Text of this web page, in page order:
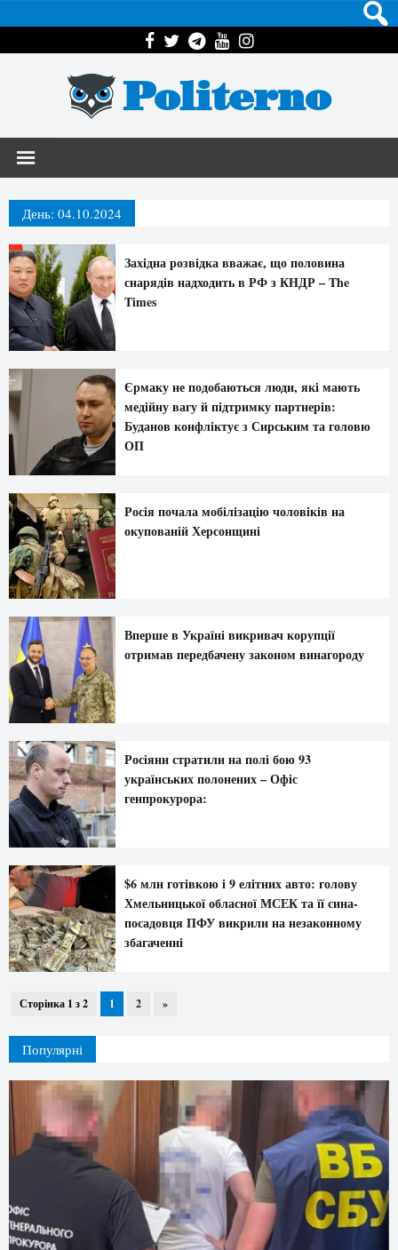
Politerno
День: 04.10.2024
Західна розвідка вважає, що половина
снарядів надходить в РФ з КНДР – The
Times
Єрмаку не подобаються люди, які мають
медійну вагу й підтримку партнерів:
Буданов конфліктує з Сирським та головю
ОП
Росія почала мобілізацію чоловіків на
окупованій Херсонщині
Вперше в Україні викривач корупції
отримав передбачену законом винагороду
Росіяни стратили на полі бою 93
українських полонених – Офіс
генпрокурора:
$6 млн готівкою і 9 елітних авто: голову
Хмельницької обласної МСЕК та її сина-
посадовця ПФУ викрили на незаконному
збагаченні
Сторінка 1 з 2 1 2 »
Популярні